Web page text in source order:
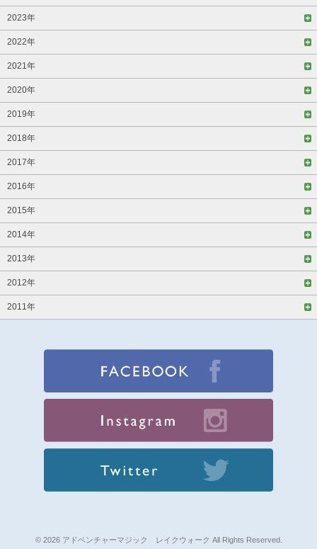
2023年
2022年
2021年
2020年
2019年
2018年
2017年
2016年
2015年
2014年
2013年
2012年
2011年
© 2026 アドベンチャーマジック レイクウォーク All Rights Reserved.